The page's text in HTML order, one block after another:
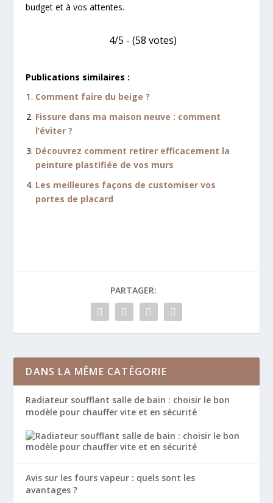
budget et à vos attentes.
4/5 - (58 votes)
Publications similaires :
Comment faire du beige ?
Fissure dans ma maison neuve : comment
l’éviter ?
Découvrez comment retirer efficacement la
peinture plastifiée de vos murs
Les meilleures façons de customiser vos
portes de placard
PARTAGER:
DANS LA MÊME CATÉGORIE
Radiateur soufflant salle de bain : choisir le bon
modèle pour chauffer vite et en sécurité
Avis sur les fours vapeur : quels sont les
avantages ?